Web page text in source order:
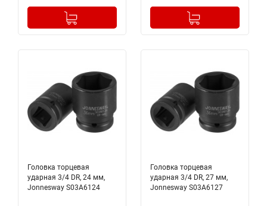
+
Добавлено в корзину +
Добавлено в корзину
Головка торцевая
ударная 3/4 DR, 24 мм,
Jonnesway S03A6124
Головка торцевая
ударная 3/4 DR, 27 мм,
Jonnesway S03A6127